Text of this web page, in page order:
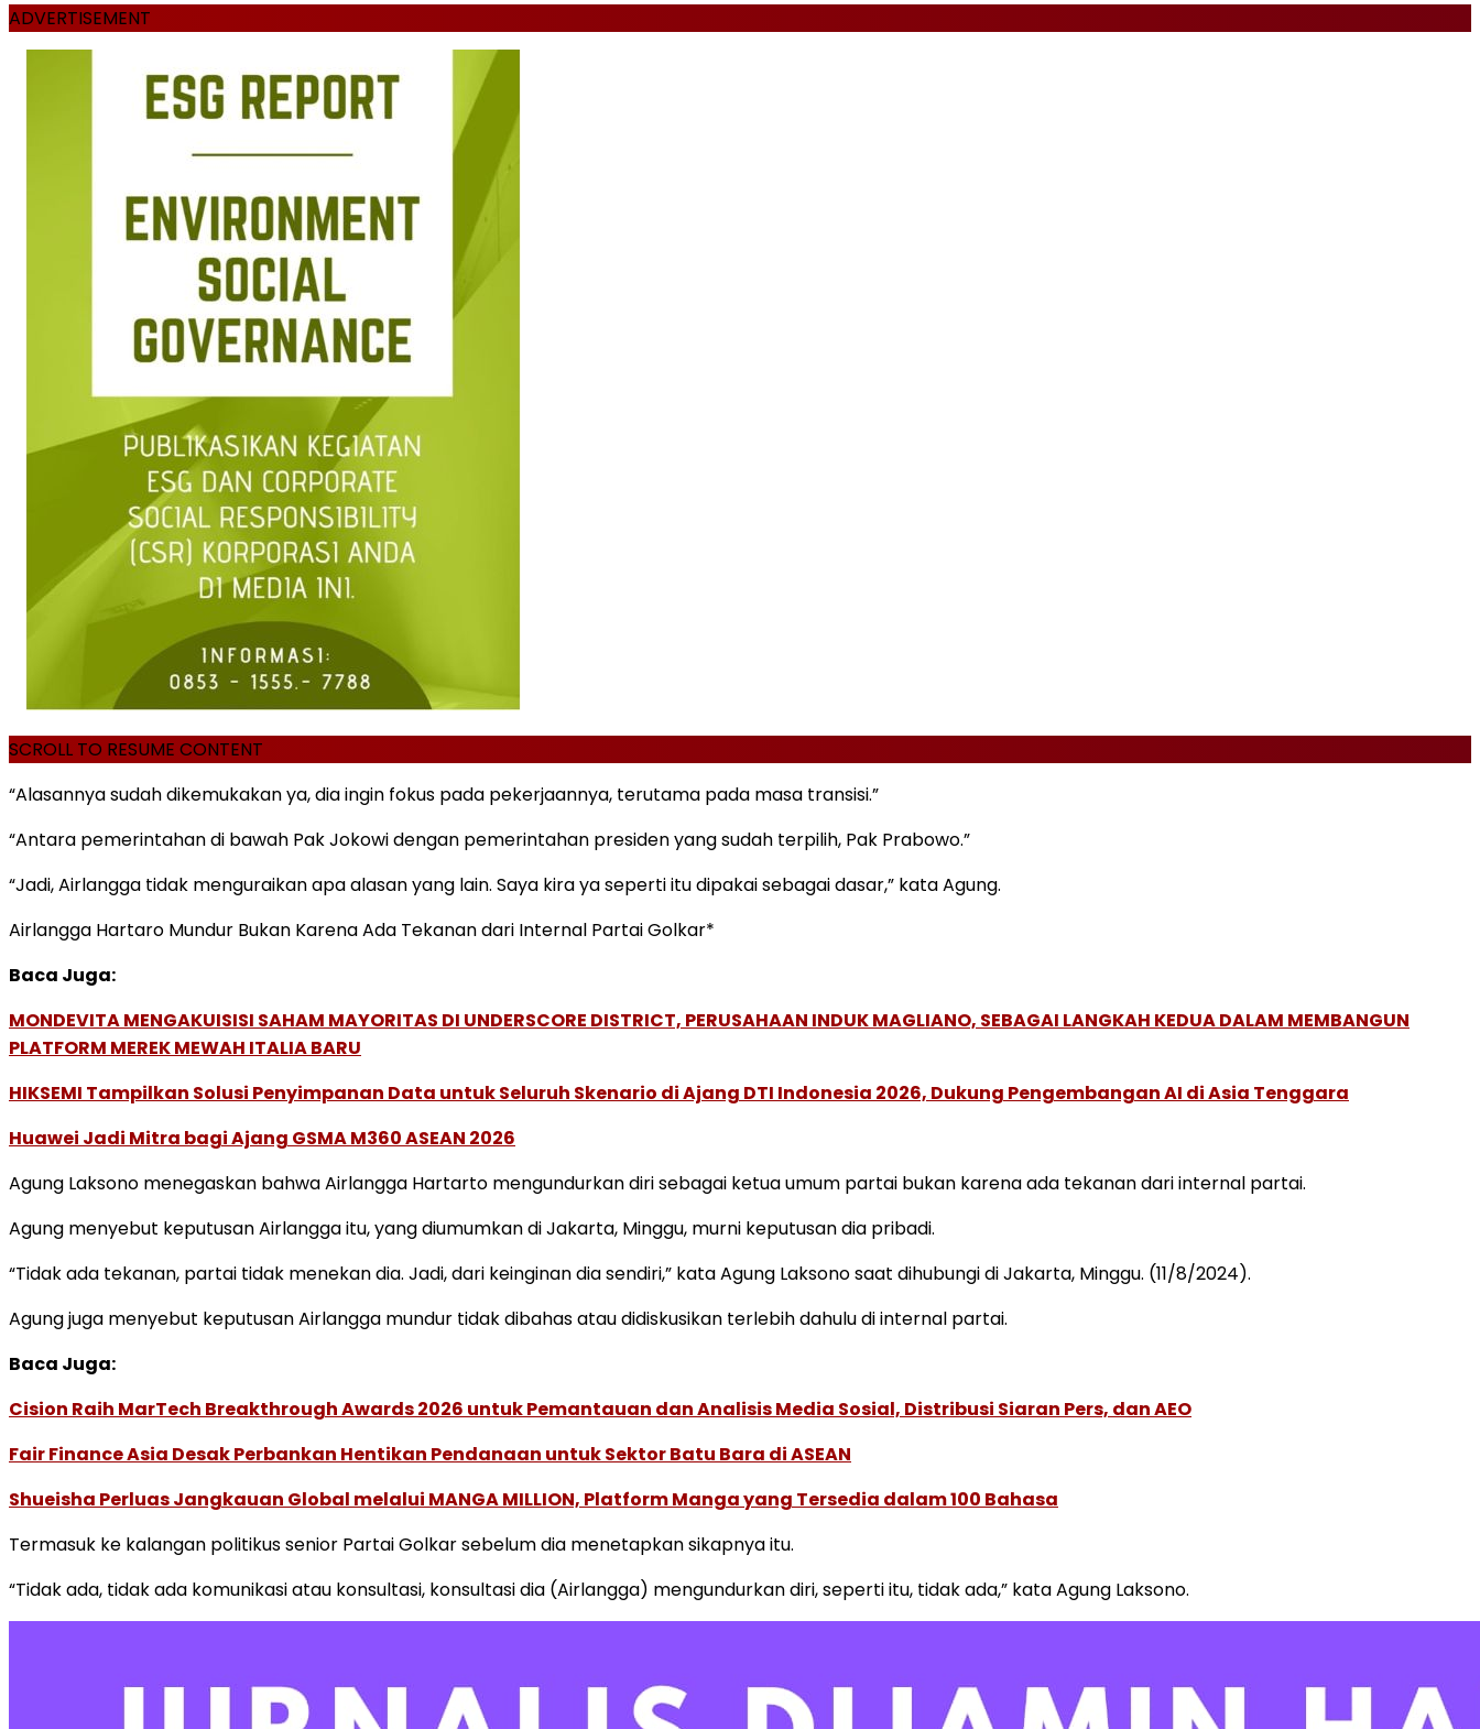
ADVERTISEMENT
SCROLL TO RESUME CONTENT
“Alasannya sudah dikemukakan ya, dia ingin fokus pada pekerjaannya, terutama pada masa transisi.”
“Antara pemerintahan di bawah Pak Jokowi dengan pemerintahan presiden yang sudah terpilih, Pak Prabowo.”
“Jadi, Airlangga tidak menguraikan apa alasan yang lain. Saya kira ya seperti itu dipakai sebagai dasar,” kata Agung.
Airlangga Hartaro Mundur Bukan Karena Ada Tekanan dari Internal Partai Golkar*
Baca Juga:
MONDEVITA MENGAKUISISI SAHAM MAYORITAS DI UNDERSCORE DISTRICT, PERUSAHAAN INDUK MAGLIANO, SEBAGAI LANGKAH KEDUA DALAM MEMBANGUN
PLATFORM MEREK MEWAH ITALIA BARU
HIKSEMI Tampilkan Solusi Penyimpanan Data untuk Seluruh Skenario di Ajang DTI Indonesia 2026, Dukung Pengembangan AI di Asia Tenggara
Huawei Jadi Mitra bagi Ajang GSMA M360 ASEAN 2026
Agung Laksono menegaskan bahwa Airlangga Hartarto mengundurkan diri sebagai ketua umum partai bukan karena ada tekanan dari internal partai.
Agung menyebut keputusan Airlangga itu, yang diumumkan di Jakarta, Minggu, murni keputusan dia pribadi.
“Tidak ada tekanan, partai tidak menekan dia. Jadi, dari keinginan dia sendiri,” kata Agung Laksono saat dihubungi di Jakarta, Minggu. (11/8/2024).
Agung juga menyebut keputusan Airlangga mundur tidak dibahas atau didiskusikan terlebih dahulu di internal partai.
Baca Juga:
Cision Raih MarTech Breakthrough Awards 2026 untuk Pemantauan dan Analisis Media Sosial, Distribusi Siaran Pers, dan AEO
Fair Finance Asia Desak Perbankan Hentikan Pendanaan untuk Sektor Batu Bara di ASEAN
Shueisha Perluas Jangkauan Global melalui MANGA MILLION, Platform Manga yang Tersedia dalam 100 Bahasa
Termasuk ke kalangan politikus senior Partai Golkar sebelum dia menetapkan sikapnya itu.
“Tidak ada, tidak ada komunikasi atau konsultasi, konsultasi dia (Airlangga) mengundurkan diri, seperti itu, tidak ada,” kata Agung Laksono.